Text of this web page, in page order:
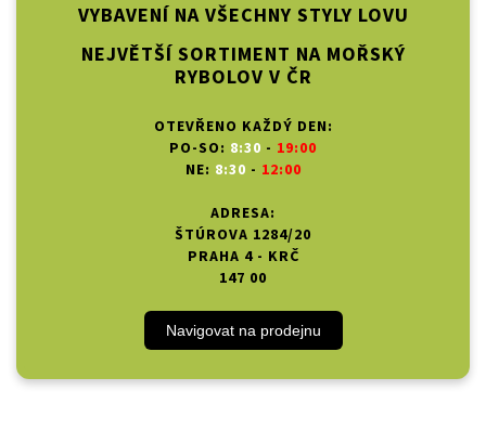
VYBAVENÍ NA VŠECHNY STYLY LOVU
NEJVĚTŠÍ SORTIMENT NA MOŘSKÝ
RYBOLOV V ČR
OTEVŘENO KAŽDÝ DEN:
PO-SO: 8:30 - 19:00
NE: 8:30 - 12:00
ADRESA:
ŠTÚROVA 1284/20
PRAHA 4 - KRČ
147 00
Navigovat na prodejnu